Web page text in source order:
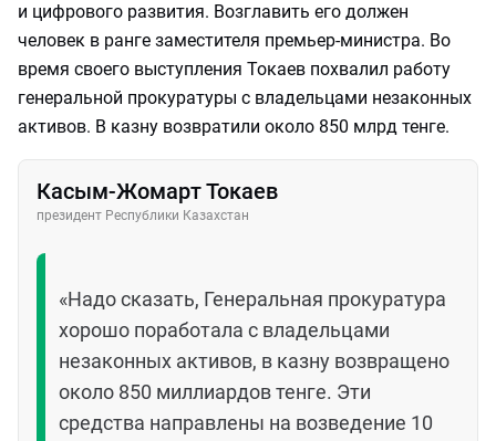
и цифрового развития. Возглавить его должен
человек в ранге заместителя премьер-министра. Во
время своего выступления Токаев похвалил работу
генеральной прокуратуры с владельцами незаконных
активов. В казну возвратили около 850 млрд тенге.
Касым-Жомарт Токаев
президент Республики Казахстан
«Надо сказать, Генеральная прокуратура
хорошо поработала с владельцами
незаконных активов, в казну возвращено
около 850 миллиардов тенге. Эти
средства направлены на возведение 10